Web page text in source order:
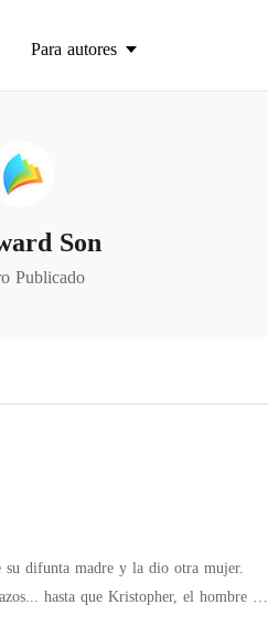
Para autores
Son
Publicado
su difunta madre y la dio otra mujer.
hasta que Kristopher, el hombre al